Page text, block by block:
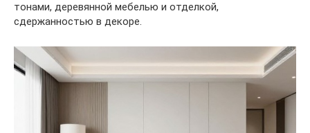
тонами, деревянной мебелью и отделкой,
сдержанностью в декоре.